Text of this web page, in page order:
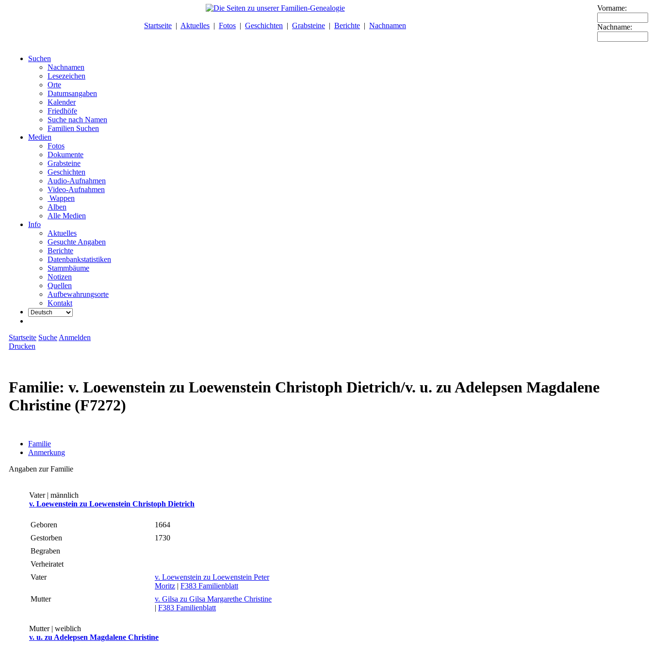
Startseite | Aktuelles | Fotos | Geschichten | Grabsteine | Berichte | Nachnamen
Vorname:
Nachname:
Suchen
Nachnamen
Lesezeichen
Orte
Datumsangaben
Kalender
Friedhöfe
Suche nach Namen
Familien Suchen
Medien
Fotos
Dokumente
Grabsteine
Geschichten
Audio-Aufnahmen
Video-Aufnahmen
Wappen
Alben
Alle Medien
Info
Aktuelles
Gesuchte Angaben
Berichte
Datenbankstatistiken
Stammbäume
Notizen
Quellen
Aufbewahrungsorte
Kontakt
Startseite Suche Anmelden
Drucken
Familie: v. Loewenstein zu Loewenstein Christoph Dietrich/v. u. zu Adelepsen Magdalene
Christine (F7272)
Familie
Anmerkung
Angaben zur Familie
Vater | männlich
v. Loewenstein zu Loewenstein Christoph Dietrich
Geboren
1664
Gestorben
1730
Begraben
Verheiratet
Vater
v. Loewenstein zu Loewenstein Peter
Moritz | F383 Familienblatt
Mutter
v. Gilsa zu Gilsa Margarethe Christine
| F383 Familienblatt
Mutter | weiblich
v. u. zu Adelepsen Magdalene Christine